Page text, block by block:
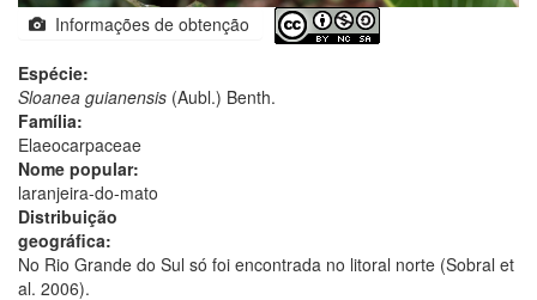
Informações de obtenção
Espécie:
Sloanea guianensis (Aubl.) Benth.
Família:
Elaeocarpaceae
Nome popular:
laranjeira-do-mato
Distribuição
geográfica:
No Rio Grande do Sul só foi encontrada no litoral norte (Sobral et
al. 2006).